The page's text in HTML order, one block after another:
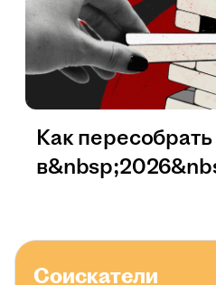
Как
Соискатели